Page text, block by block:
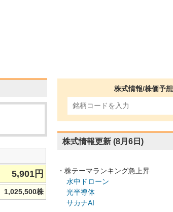
5,901 円
1,025,500株
株式情報/株価予想
株式情報更新 (8月6日)
・株テーマランキング急上昇
水中ドローン
光半導体
サカナAI